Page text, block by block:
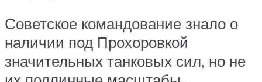
Советское командование знало о
наличии под Прохоровкой
значительных танковых сил, но не